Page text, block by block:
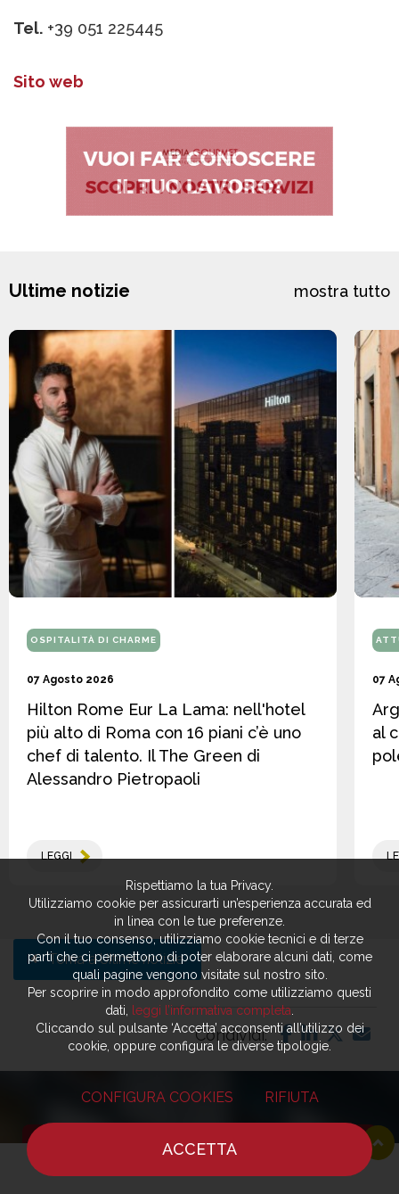
Tel. +39 051 225445
Sito web
Ultime notizie mostra tutto
OSPITALITÀ DI CHARME
07 Agosto 2026
Hilton Rome Eur La Lama: nell'hotel
più alto di Roma con 16 piani c’è uno
chef di talento. Il The Green di
Alessandro Pietropaoli
LEGGI
07
al
Torna a Ultime notizie
Condividi:
Rispettiamo la tua Privacy.
Utilizziamo cookie per assicurarti un’esperienza accurata ed
in linea con le tue preferenze.
Con il tuo consenso, utilizziamo cookie tecnici e di terze
parti che ci permettono di poter elaborare alcuni dati, come
quali pagine vengono visitate sul nostro sito.
Per scoprire in modo approfondito come utilizziamo questi
dati,
leggi l’informativa completa
Cliccando sul pulsante ‘Accetta’ acconsenti all’utilizzo dei
cookie, oppure configura le diverse tipologie.
CONFIGURA COOKIES RIFIUTA
ACCETTA